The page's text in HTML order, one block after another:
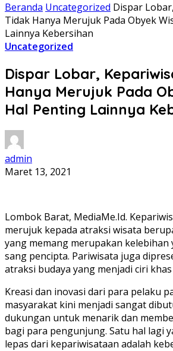
Beranda Uncategorized Dispar
Tidak Hanya Merujuk Pada Obyek
Lainnya Kebersihan
Uncategorized
Dispar Lobar,
Hanya Merujuk Pada
Hal Penting Lainnya
admin
Maret 13, 2021
Lombok Barat, MediaMe.Id.
merujuk kepada atraksi wisata
yang memang merupakan kelebihan
sang pencipta. Pariwisata juga
atraksi budaya yang menjadi ciri
Kreasi dan inovasi dari para pelaku
masyarakat kini menjadi sangat
dukungan untuk menarik dan
bagi para pengunjung. Satu hal lagi
lepas dari kepariwisataan adalah